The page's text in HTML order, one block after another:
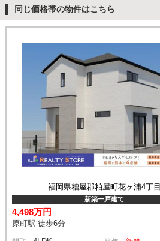
同じ価格帯の物件はこちら
福岡県糟屋郡粕屋町花ヶ浦4丁目
新築一戸建て
4,498万円
原町駅 徒歩6分